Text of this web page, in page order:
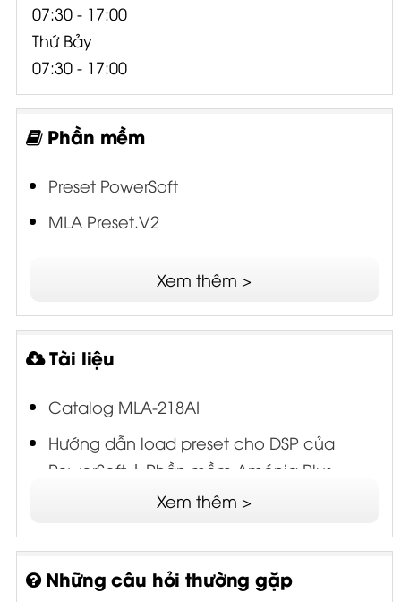
07:30 - 17:00
Thứ Bảy
07:30 - 17:00
Phần mềm
Preset PowerSoft
MLA Preset.V2
Xem thêm >
Tài liệu
Catalog MLA-218AI
Hướng dẫn load preset cho DSP của
PowerSoft | Phần mềm Amónia Plus
Xem thêm >
Những câu hỏi thường gặp